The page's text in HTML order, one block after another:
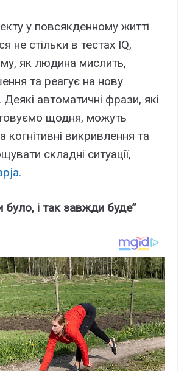
у повсякденному житті
не стільки в тестах IQ,
як людина мислить,
та реагує на нову
автоматичні фрази, які
щодня, можуть
когнітивні викривлення та
складні ситуації,
було, і так завжди буде”